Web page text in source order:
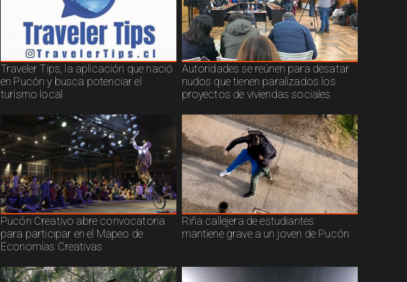
Traveler Tips, la aplicación que nació
en Pucón y busca potenciar el
turismo local
Autoridades se reúnen para desatar
nudos que tienen paralizados los
proyectos de viviendas sociales
Pucón Creativo abre convocatoria
para participar en el Mapeo de
Economías Creativas
Riña callejera de estudiantes
mantiene grave a un joven de Pucón